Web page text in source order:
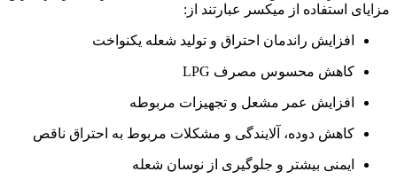
مزایای استفاده از میکسر عبارتند از:
افزایش راندمان احتراق و تولید شعله یکنواخت
کاهش محسوس مصرف LPG
افزایش عمر مشعل و تجهیزات مربوطه
کاهش دوده، آلایندگی و مشکلات مربوط به احتراق ناقص
ایمنی بیشتر و جلوگیری از نوسان شعله